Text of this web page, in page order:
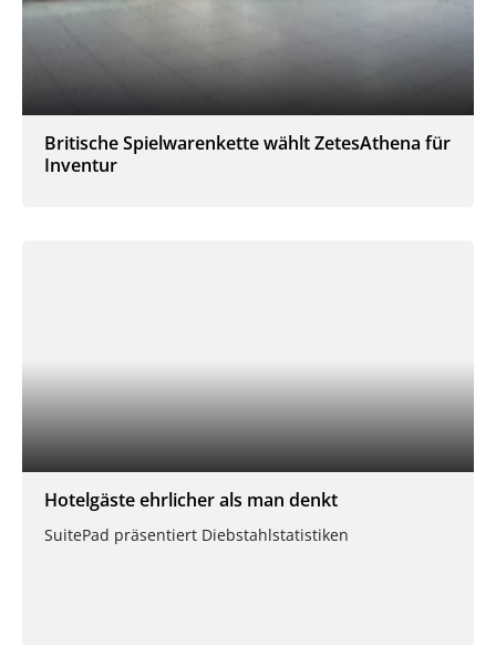
Britische Spielwarenkette wählt ZetesAthena für
Inventur
Hotelgäste ehrlicher als man denkt
SuitePad präsentiert Diebstahlstatistiken